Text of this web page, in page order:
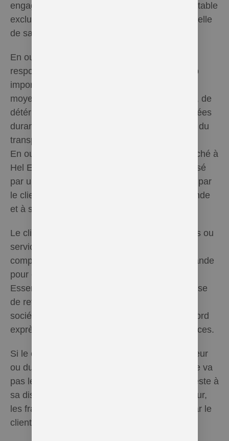
engagée que si le retard est important et imputable
exclusivement à une faute lourde et intentionnelle
de sa part.
En outre, Hel Essentielle décline donc toute
responsabilité en cas de délai de livraison trop
important du fait des services postaux ou des
moyens de transport, ainsi qu’en cas de perte, de
détérioration ou de vol des produits commandées
durant le transport ou de grève de la poste ou du
transporteur.
En outre, il ne pourra en aucun cas être reproché à
Hel Essentielle tout problème de livraison causé
par une erreur d’encodage et de transmission par
le client des données inhérentes à sa commande
et à ses coordonnées.
Le client n’a aucun droit de refuser les produits ou
services, d’exiger des dédommagements
compensatoires ou la dissolution de la commande
pour cause de retard de la livraison dont Hel
Essentielle n’est pas responsable ou pour cause
de retard considéré comme raisonnable si la
société en est responsable, sauf en cas d’accord
exprès de la société eu égards aux circonstances.
Si le client est absent lors du passage du facteur
ou du transporteur au lieu de livraison et s’il ne va
pas le chercher durant la période où le colis reste à
sa disposition à la poste ou chez le transporteur,
les frais de réexpédition devront être payés par le
client.